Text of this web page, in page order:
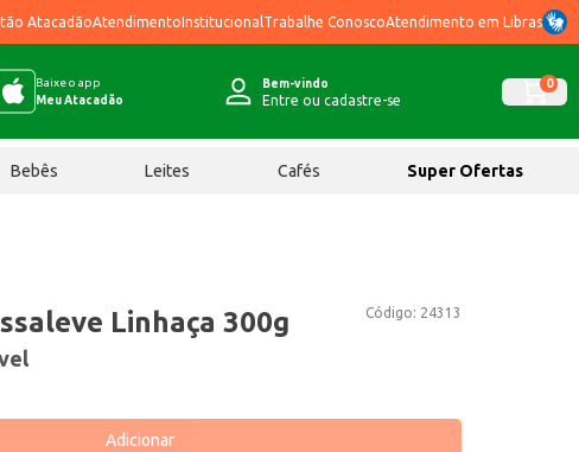
AtacadãoAtendimentoInstitucional Trabalhe ConoscoAtendimento em Libras
Baixe o app
Meu Atacadão
Bem-vindo
Entre ou cadastre-se
0
Bebês Leites Cafés Super Ofertas
Código: 24313
Linhaça 300g
Adicionar